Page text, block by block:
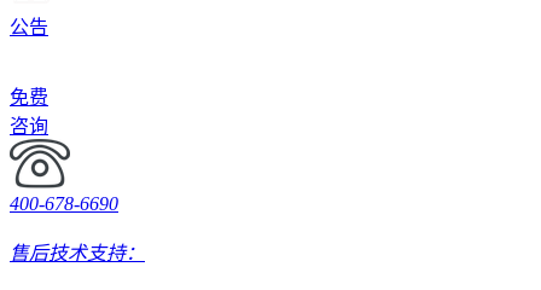
公告
免费
咨询
400-678-6690
售后技术支持：